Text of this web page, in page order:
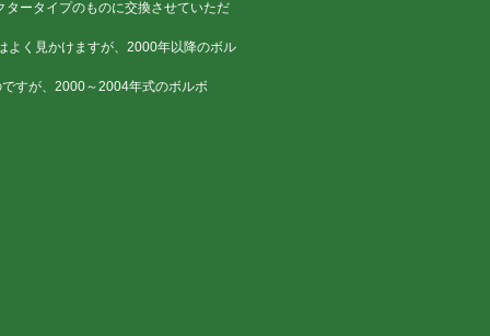
ータイプのものに交換させていただ
よく見かけますが、2000年以降のボル
すが、2000～2004年式のボルボ